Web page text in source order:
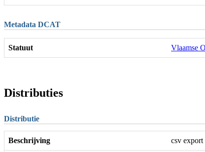
Metadata DCAT
Statuut Vlaamse
Distributies
Distributie
Beschrijving csv